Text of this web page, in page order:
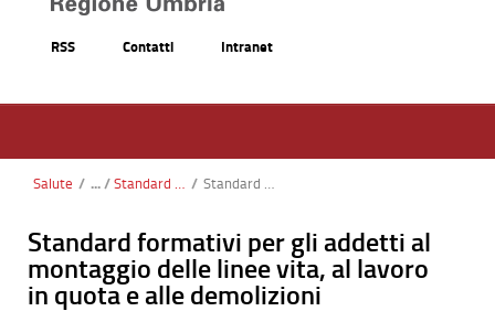
RSS Contatti Intranet
Salute / Standard formativi per gli addetti al montaggio delle linee vita al lavoro in quota e alle demolizioni / Standard formativi per gli addetti al montaggio delle linee vita al lavoro in quota e alle demolizioni
Standard formativi per gli addetti al
montaggio delle linee vita, al lavoro
in quota e alle demolizioni